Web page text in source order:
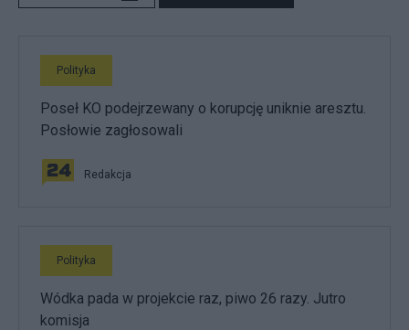
Polityka
Poseł KO podejrzewany o korupcję uniknie aresztu.
Posłowie zagłosowali
Redakcja
Polityka
Wódka pada w projekcie raz, piwo 26 razy. Jutro
komisja